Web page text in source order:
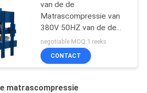
van de de
Matrascompressie van
380V 50HZ van de de
Machinematras de
Machine van de de
Filmverpakking 7.5kw nb-
negotiable MOQ:1 reeks
CONTACT
matrascompressie